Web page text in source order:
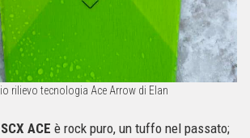
rilievo tecnologia Ace Arrow di Elan
ACE è rock puro, un tuffo nel passato;